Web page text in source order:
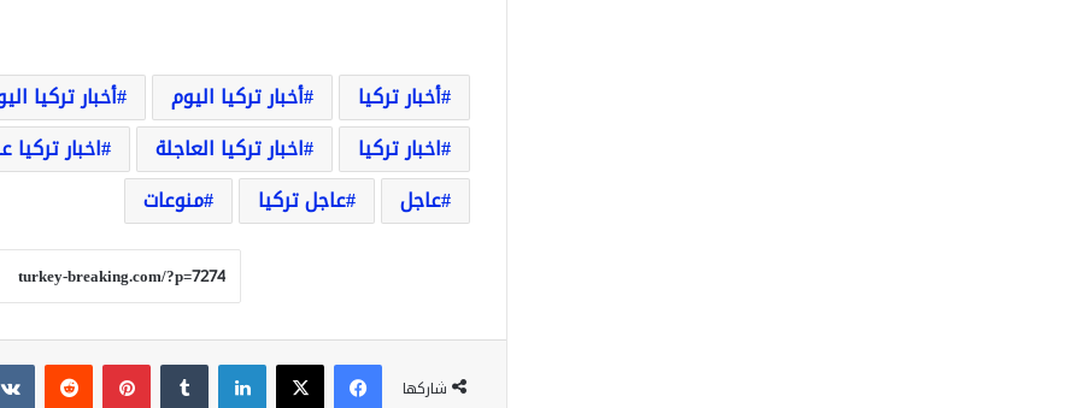
أخبار تركيا أخبار تركيا اليوم
أخبار تركيا
اخبار تركيا
اخبار تركيا العاجلة
اخبار تركيا
عاجل
عاجل تركيا منوعات
شاركها
فيسبوك‫X لينكدإن بينتيريست